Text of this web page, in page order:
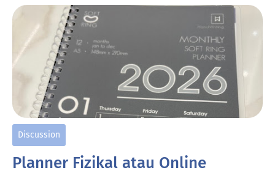
Discussion
Planner Fizikal atau Online